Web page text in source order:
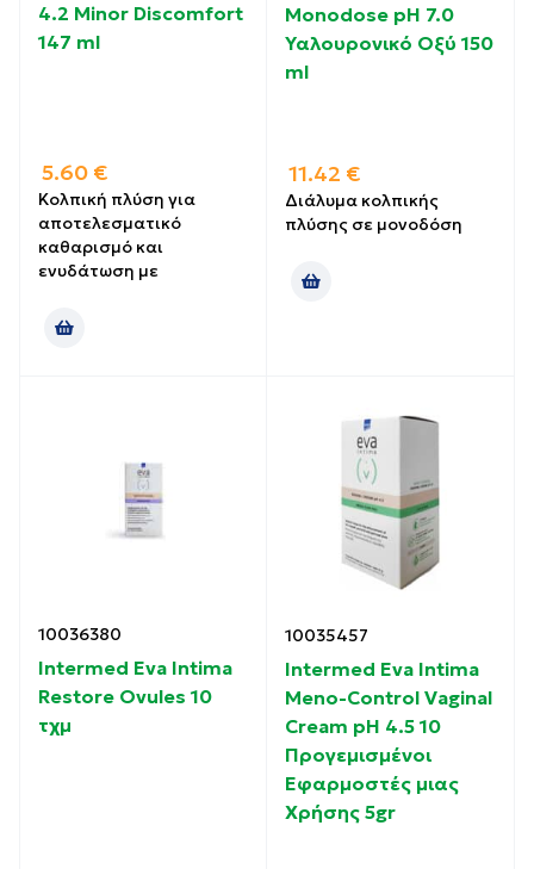
4.2 Minor Discomfort
147 ml
5.60 €
Κολπική πλύση για
αποτελεσματικό
καθαρισμό και
ενυδάτωση με
Monodose pH 7.0
Υαλουρονικό Οξύ 150
ml
11.42 €
Διάλυμα κολπικής
πλύσης σε μονοδόση
10036380
Intermed Eva Intima
Restore Ovules 10
τχμ
10035457
Intermed Eva Intima
Meno-Control Vaginal
Cream pH 4.5 10
Προγεμισμένοι
Εφαρμοστές μιας
Χρήσης 5gr